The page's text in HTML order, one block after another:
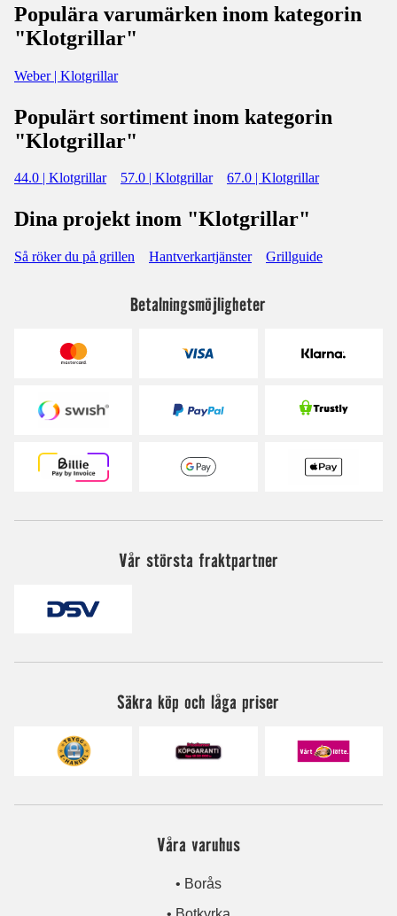
Populära varumärken inom kategorin
"Klotgrillar"
Weber | Klotgrillar
Populärt sortiment inom kategorin
"Klotgrillar"
44.0 | Klotgrillar 57.0 | Klotgrillar 67.0 | Klotgrillar
Dina projekt inom "Klotgrillar"
Så röker du på grillen Hantverkartjänster Grillguide
Betalningsmöjligheter
Vår största fraktpartner
Säkra köp och låga priser
Våra varuhus
• Borås